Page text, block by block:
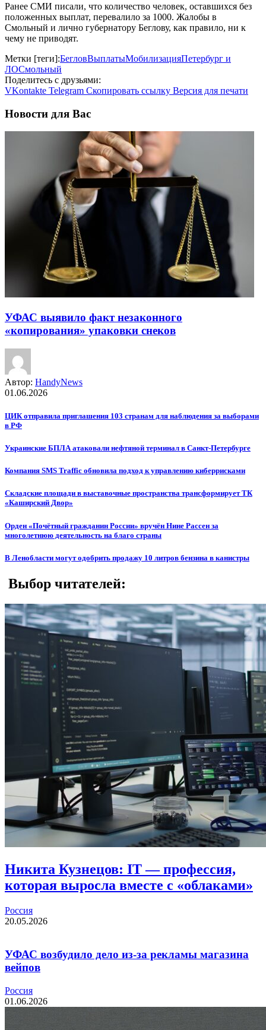
Ранее СМИ писали, что количество человек, оставшихся без
положенных выплат, перевалило за 1000. Жалобы в
Смольный и лично губернатору Беглову, как правило, ни к
чему не приводят.
Метки [теги]:БегловВыплатыМобилизацияПетербург и
ЛОСмольный
Поделитесь с друзьями:
VKontakte Telegram Скопировать ссылку Версия для печати
Новости для Вас
УФАС выявило факт незаконного
«копирования» упаковки снеков
Автор: HandyNews
01.06.2026
ЦИК отправила приглашения 103 странам для наблюдения за выборами
в РФ
Украинские БПЛА атаковали нефтяной терминал в Санкт-Петербурге
Компания SMS Traffic обновила подход к управлению киберрисками
Складские площади в выставочные пространства трансформирует ТК
«Каширский Двор»
Орден «Почётный гражданин России» вручён Нине Рассен за
многолетнюю деятельность на благо страны
В Ленобласти могут одобрить продажу 10 литров бензина в канистры
Выбор читателей:
Никита Кузнецов: IT — профессия,
которая выросла вместе с «облаками»
Россия
20.05.2026
УФАС возбудило дело из-за рекламы магазина
вейпов
Россия
01.06.2026